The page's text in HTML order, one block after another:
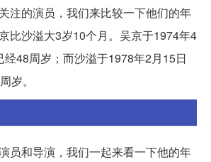
注的演员，我们来比较一下他们的年
比沙溢大3岁10个月。吴京于1974年4
经48周岁；而沙溢于1978年2月15日
岁。
员和导演，我们一起来看一下他的年